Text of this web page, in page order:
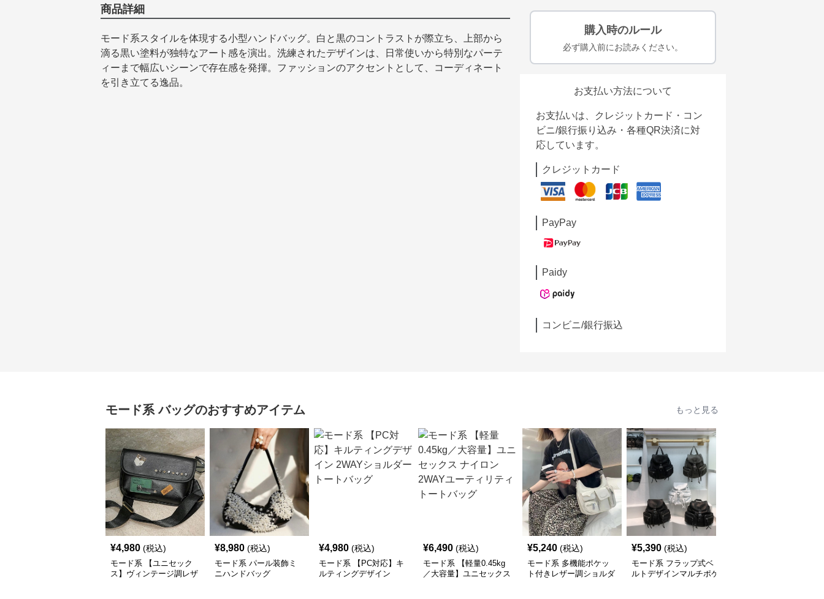
商品詳細
モード系スタイルを体現する小型ハンドバッグ。白と黒のコントラストが際立ち、上部から
滴る黒い塗料が独特なアート感を演出。洗練されたデザインは、日常使いから特別なパーテ
ィーまで幅広いシーンで存在感を発揮。ファッションのアクセントとして、コーディネート
を引き立てる逸品。
購入時のルール
必ず購入前にお読みください。
お支払い方法について
お支払いは、クレジットカード・コン
ビニ/銀行振り込み・各種QR決済に対
応しています。
クレジットカード
PayPay
Paidy
コンビニ/銀行振込
モード系 バッグのおすすめアイテム もっと見る
¥4,980 (税込)
モード系 【ユニセック
ス】ヴィンテージ調レザ
¥8,980 (税込)
モード系 パール装飾ミ
ニハンドバッグ
¥4,980 (税込)
モード系 【PC対応】キ
ルティングデザイン
¥6,490 (税込)
モード系 【軽量0.45kg
／大容量】ユニセックス
¥5,240 (税込)
モード系 多機能ポケッ
ト付きレザー調ショルダ
¥5,390 (税込)
モード系 フラップ式ベ
ルトデザインマルチポケ